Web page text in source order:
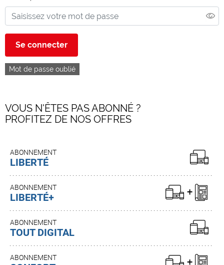
Se connecter
Mot de passe oublié
VOUS N'ÊTES PAS ABONNÉ ?
PROFITEZ DE NOS OFFRES
ABONNEMENT
LIBERTÉ
ABONNEMENT
LIBERTÉ+
ABONNEMENT
TOUT DIGITAL
ABONNEMENT